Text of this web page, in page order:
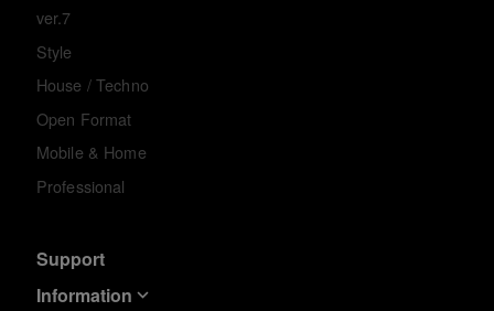
ver.7
Style
House / Techno
Open Format
Mobile & Home
Professional
Support
Information